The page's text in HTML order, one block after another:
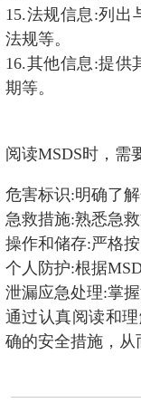
15.法规信息:列出
法规等。
16.其他信息:提供
期等。
阅读MSDS时，需
危害标识:明确了
急救措施:熟悉急
操作和储存:严格
个人防护:根据
泄漏应急处理:掌
通过认真阅读和
确的安全措施，